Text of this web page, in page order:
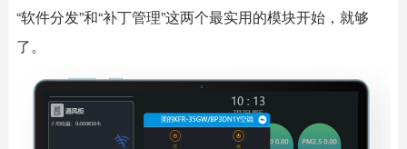
“软件分发”和“补丁管理”这两个最实用的模块开始，就够
了。